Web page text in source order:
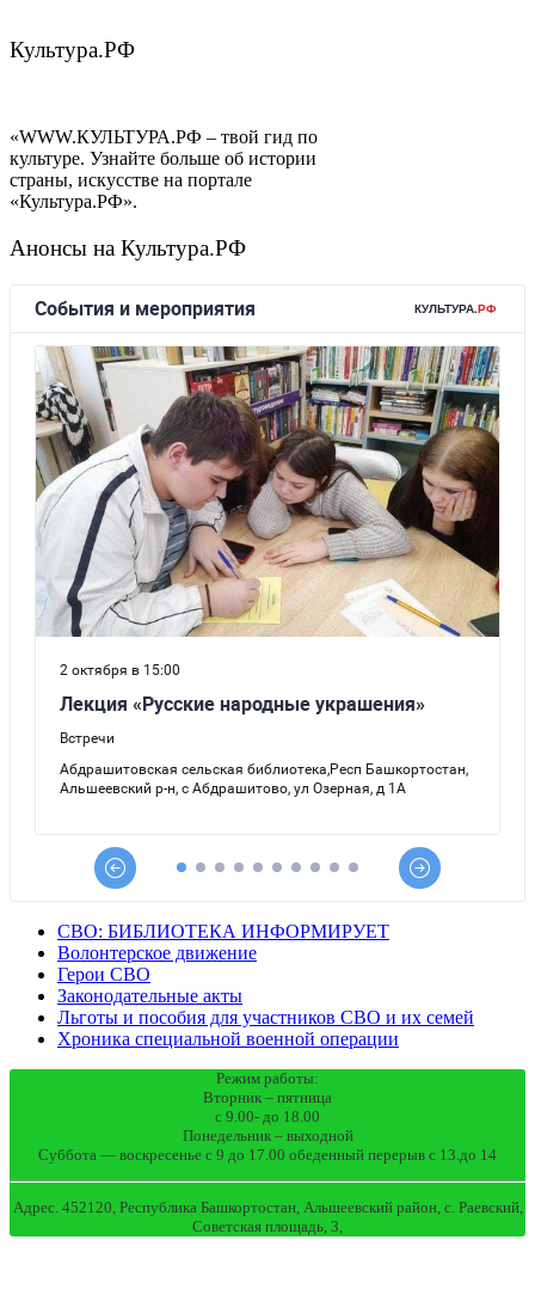
Культура.РФ
«WWW.КУЛЬТУРА.РФ – твой гид по
культуре. Узнайте больше об истории
страны, искусстве на портале
«Культура.РФ».
Анонсы на Культура.РФ
СВО: БИБЛИОТЕКА ИНФОРМИРУЕТ
Волонтерское движение
Герои СВО
Законодательные акты
Льготы и пособия для участников СВО и их семей
Хроника специальной военной операции
Режим работы:
Вторник – пятница
с 9.00- до 18.00
Понедельник – выходной
Суббота — воскресенье с 9 до 17.00 обеденный перерыв с 13.до 14
Адрес. 452120, Республика Башкортостан, Альшеевский район, с. Раевский,
Советская площадь, 3,